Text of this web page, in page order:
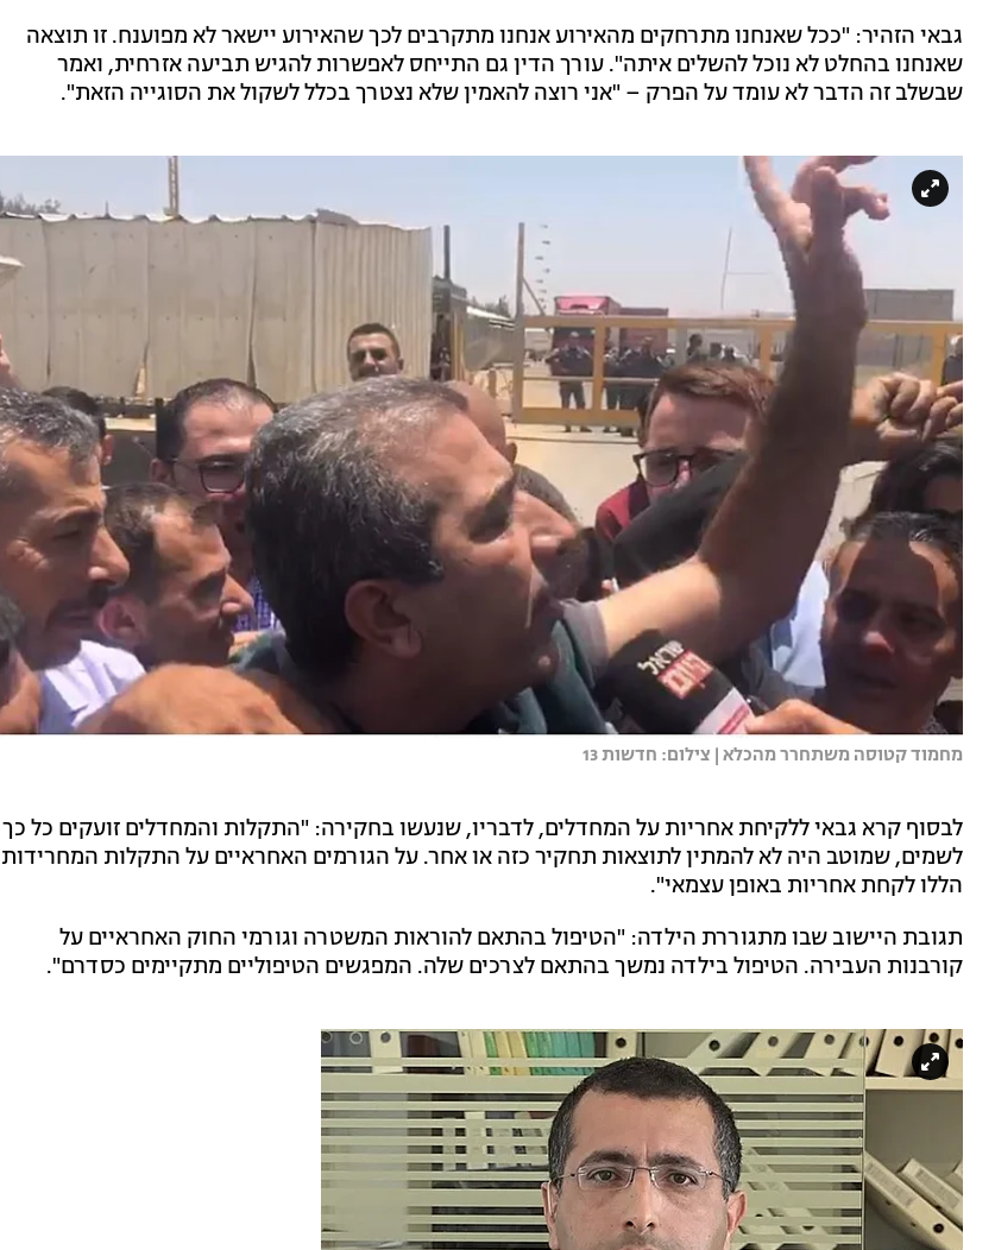
גבאי הזהיר: "ככל שאנחנו מתרחקים מהאירוע אנחנו מתקרבים לכך שהאירוע יישאר לא מפוענח. זו תוצאה
שאנחנו בהחלט לא נוכל להשלים איתה". עורך הדין גם התייחס לאפשרות להגיש תביעה אזרחית, ואמר
שבשלב זה הדבר לא עומד על הפרק – "אני רוצה להאמין שלא נצטרך בכלל לשקול את הסוגייה הזאת".
מחמוד קטוסה משתחרר מהכלא | צילום: חדשות 13
לבסוף קרא גבאי ללקיחת אחריות על המחדלים, לדבריו, שנעשו בחקירה: "התקלות והמחדלים זועקים כל כך
לשמים, שמוטב היה לא להמתין לתוצאות תחקיר כזה או אחר. על הגורמים האחראיים על התקלות המחרידות
הללו לקחת אחריות באופן עצמאי".
תגובת היישוב שבו מתגוררת הילדה: "הטיפול בהתאם להוראות המשטרה וגורמי החוק האחראיים על
קורבנות העבירה. הטיפול בילדה נמשך בהתאם לצרכים שלה. המפגשים הטיפוליים מתקיימים כסדרם".